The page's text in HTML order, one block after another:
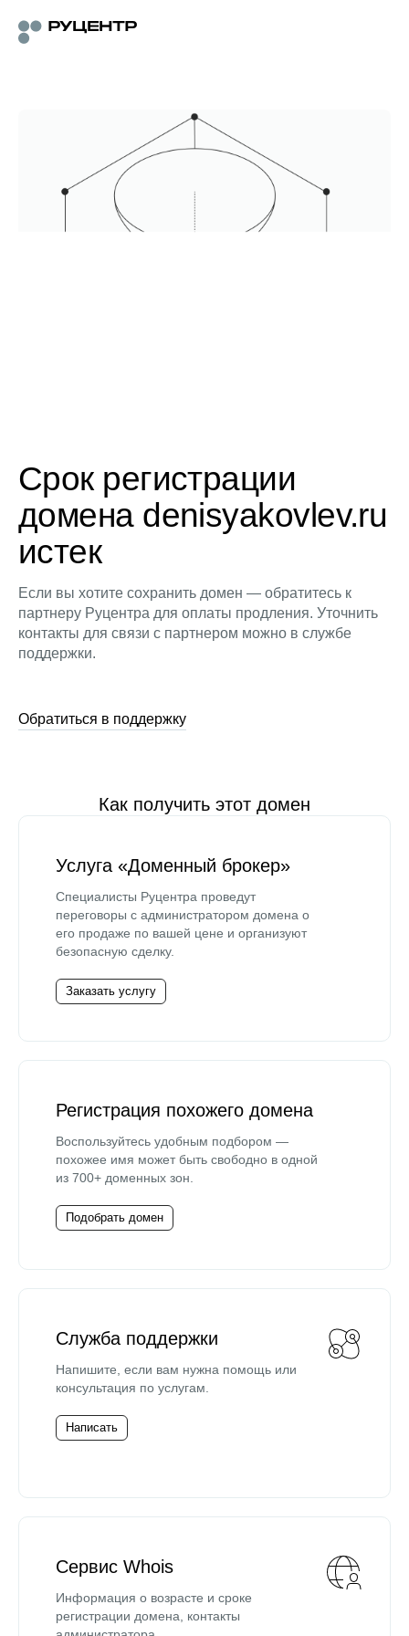
Срок регистрации
домена denisyakovlev.ru
истек
Если вы хотите сохранить домен — обратитесь к
партнеру Руцентра для оплаты продления. Уточнить
контакты для связи с партнером можно в службе
поддержки.
Обратиться в поддержку
Как получить этот домен
Услуга «Доменный брокер»
Специалисты Руцентра проведут
переговоры с администратором домена о
его продаже по вашей цене и организуют
безопасную сделку.
Заказать услугу
Регистрация похожего домена
Воспользуйтесь удобным подбором —
похожее имя может быть свободно в одной
из 700+ доменных зон.
Подобрать домен
Служба поддержки
Напишите, если вам нужна помощь или
консультация по услугам.
Написать
Сервис Whois
Информация о возрасте и сроке
регистрации домена, контакты